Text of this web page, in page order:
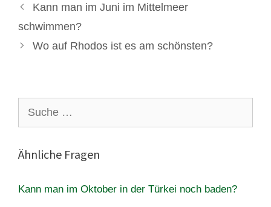
Kann man im Juni im Mittelmeer
schwimmen?
Wo auf Rhodos ist es am schönsten?
nach:
Ähnliche Fragen
Kann man im Oktober in der Türkei noch baden?